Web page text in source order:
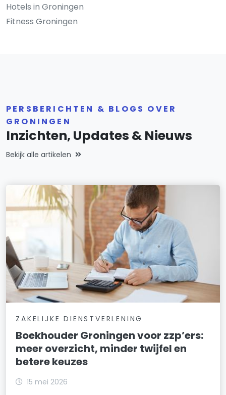
Hotels in Groningen
Fitness Groningen
PERSBERICHTEN & BLOGS OVER
GRONINGEN
Inzichten, Updates & Nieuws
Bekijk alle artikelen
ZAKELIJKE DIENSTVERLENING
Boekhouder Groningen voor zzp’ers:
meer overzicht, minder twijfel en
betere keuzes
15 mei 2026